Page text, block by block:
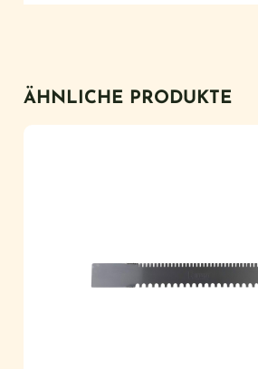
ÄHNLICHE PRODUKTE